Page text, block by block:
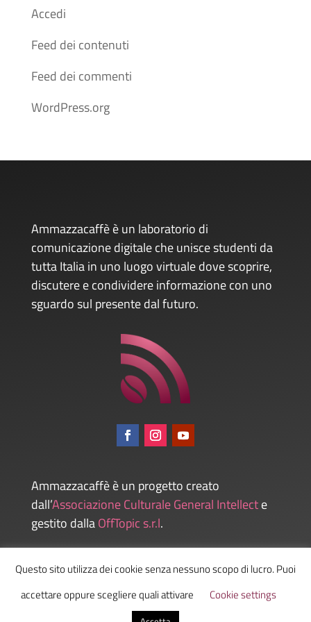
Accedi
Feed dei contenuti
Feed dei commenti
WordPress.org
Ammazzacaffè è un laboratorio di
comunicazione digitale che unisce studenti da
tutta Italia in uno luogo virtuale dove scoprire,
discutere e condividere informazione con uno
sguardo sul presente dal futuro.
Ammazzacaffè è un progetto creato
dall’Associazione Culturale General Intellecte
gestito dallaOffTopic s.r.l.
Admin
Questo sito utilizza dei cookie senza nessuno scopo di lucro. Puoi
accettare oppure scegliere quali attivare
Cookie settings